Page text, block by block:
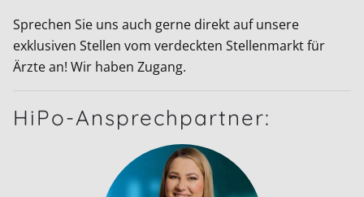
Sprechen Sie uns auch gerne direkt auf unsere
exklusiven Stellen vom verdeckten Stellenmarkt für
Ärzte an! Wir haben Zugang.
HiPo-Ansprechpartner: